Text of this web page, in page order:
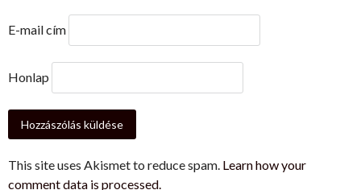
E-mail cím
Honlap
This site uses Akismet to reduce spam. Learn how your
comment data is processed.